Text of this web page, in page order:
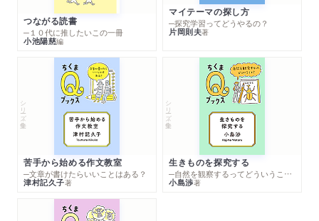
つながる読書
─１０代に推したいこの一冊
小池陽慈編
マイテーマの探し方
─探究学習ってどうやるの？
片岡則夫著
シリーズ・全集
苦手から始める作文教室
─文章が書けたらいいことはある？
津村記久子著
シリーズ・全集
生きものを探究する
─自然を観察するってどういうこと？
小島渉著